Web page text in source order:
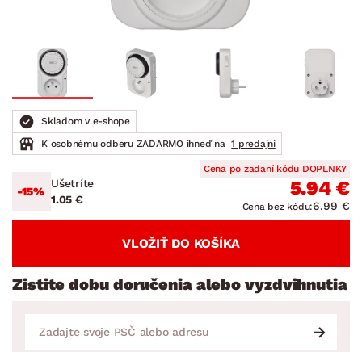
Skladom v e-shope
K osobnému odberu ZADARMO ihneď na 1 predajni
-15%
Ušetríte
1.05 €
Cena po zadaní kódu DOPLNKY
5.94 €
Cena bez kódu:6.99 €
VLOŽIŤ DO KOŠÍKA
Zistite dobu doručenia alebo vyzdvihnutia